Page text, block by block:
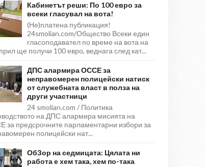
Кабинетът реши: По 100 евро за
всеки гласувал на вота!
(Не)платена публикация!
24smolian.com/Общество Всеки един
гласоподавател по време на вота на
ще получи 100 евро, веднага след кат...
ДПС алармира ОССЕ за
неправомерен полицейски натиск
от служебната власт в полза на
други участници
24 smolian.com / Политика
на ДПС алармира мисията на
за предсрочните парламентарни избори за
полицейски нат...
ОбЗор на седмицата: Цялата ни
работа е хем така, хем по-така